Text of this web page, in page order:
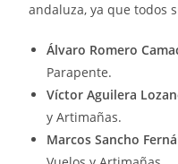
andaluza, ya que todos
Álvaro Romero
Parapente.
Víctor Aguilera
y Artimañas.
Marcos Sancho